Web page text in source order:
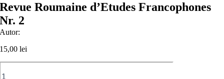
Revue Roumaine d’Etudes Francophones
Nr. 2
Autor:
15,00lei